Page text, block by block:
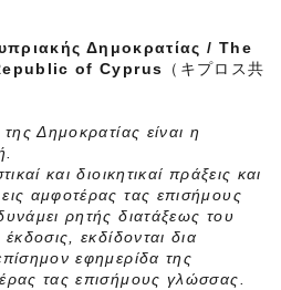
Δημοκρατίας / The
of Cyprus （キプロス共
Δημοκρατίας είναι η
και διοικητικαί πράξεις και
αμφοτέρας τας επισήμους
ρητής διατάξεως του
εκδίδονται δια
εφημερίδα της
τας επισήμους γλώσσας.